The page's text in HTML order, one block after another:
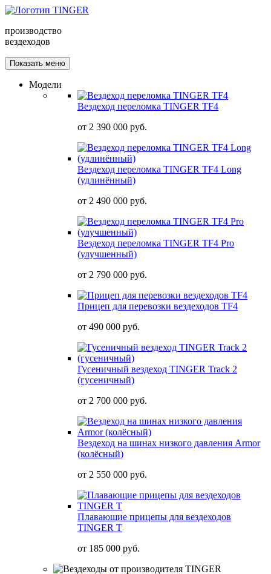
производство
вездеходов
Показать меню
Модели
Вездеход переломка TINGER TF4
от 2 390 000 руб.
Вездеход переломка TINGER TF4 Long
(удлинённый)
от 2 490 000 руб.
Вездеход переломка TINGER TF4 Pro
(улучшенный)
от 2 790 000 руб.
Прицеп для перевозки вездеходов TF4
от 490 000 руб.
Гусеничный вездеход TINGER Track 2
(гусеничный)
от 2 700 000 руб.
Вездеход на шинах низкого давления Armor
(колёсный)
от 2 550 000 руб.
Плавающие прицепы для вездеходов
TINGER T
от 185 000 руб.